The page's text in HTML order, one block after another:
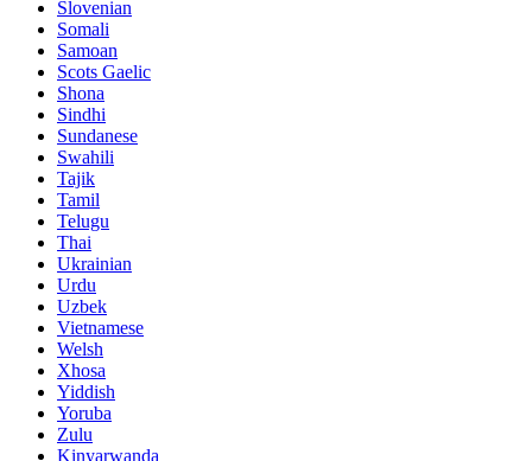
Slovenian
Somali
Samoan
Scots Gaelic
Shona
Sindhi
Sundanese
Swahili
Tajik
Tamil
Telugu
Thai
Ukrainian
Urdu
Uzbek
Vietnamese
Welsh
Xhosa
Yiddish
Yoruba
Zulu
Kinyarwanda